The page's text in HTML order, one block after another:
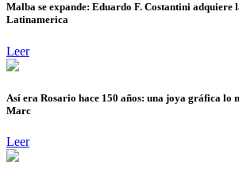
Malba se expande: Eduardo F. Costantini adquiere
Latinamerica
Leer
Así era Rosario hace 150 años: una joya gráfica lo
Marc
Leer